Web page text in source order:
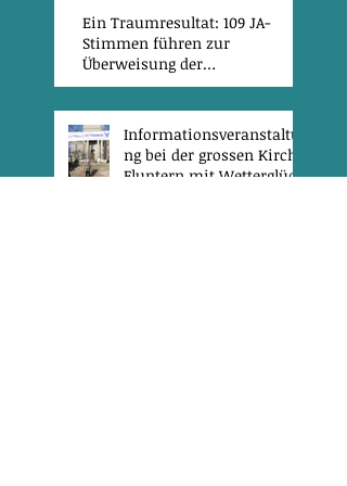
Ein Traumresultat: 109 JA-
Stimmen führen zur
Überweisung der
Einzelinitiative Hans Diehl
Informationsveranstaltu
ng bei der grossen Kirche
Fluntern mit Wetterglück